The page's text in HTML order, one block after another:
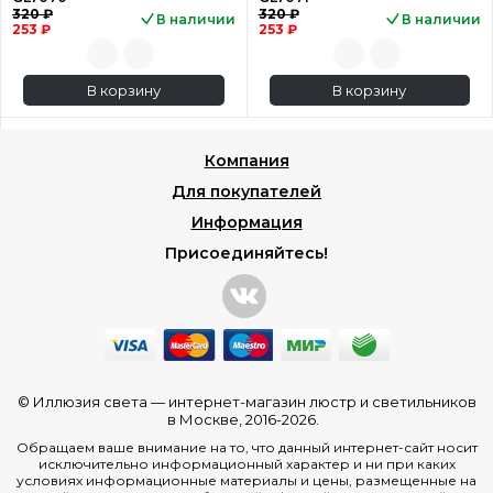
320 ₽
253 ₽
В наличии
В корзину
320 ₽
253 ₽
В наличии
В корзину
Компания
Для покупателей
Информация
Присоединяйтесь!
© Иллюзия света — интернет-магазин люстр и светильников
в Москве , 2016-2026.
Обращаем ваше внимание на то, что данный интернет-сайт носит
исключительно информационный характер и ни при каких
условиях информационные материалы и цены, размещенные на